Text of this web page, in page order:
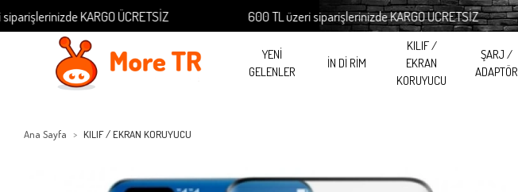
KARGO ÜCRETSİZ 600 TL üzeri siparişlerinizde KARGO ÜCRETSİZ
YENİ
GELENLER
İN Dİ RİM
KILIF /
EKRAN
KORUYUCU
ŞARJ /
ADAPTÖR
Ana Sayfa KILIF / EKRAN KORUYUCU